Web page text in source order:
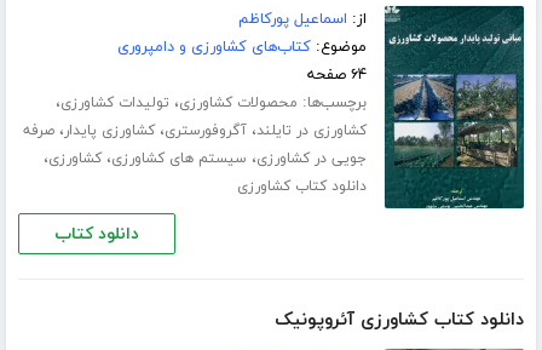
از: اسماعیل پورکاظم
موضوع:کتاب‌های کشاورزی و دامپروری
۶۴ صفحه
برچسب‌ها: محصولات کشاورزی، تولیدات کشاورزی،
کشاورزی در تایلند،آگروفورستری،کشاورزی پایدار،صرفه
جویی در کشاورزی، سیستم های کشاورزی،کشاورزی،
دانلود کتاب کشاورزی
دانلود کتاب
دانلود کتاب کشاورزی آئروپونیک